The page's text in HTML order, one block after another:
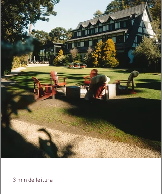
3 min de leitura